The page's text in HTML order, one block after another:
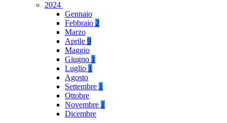
2024
Gennaio
Febbraio 2
Marzo
Aprile 9
Maggio
Giugno 1
Luglio 1
Agosto
Settembre 1
Ottobre
Novembre 1
Dicembre